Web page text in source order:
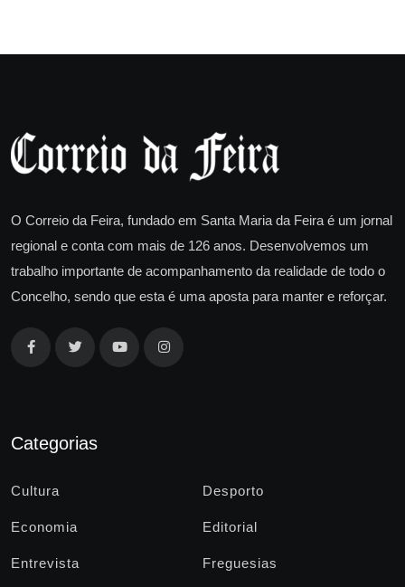
O Correio da Feira, fundado em Santa Maria da Feira é um jornal
regional e conta com mais de 126 anos. Desenvolvemos um
trabalho importante de acompanhamento da realidade de todo o
Concelho, sendo que esta é uma aposta para manter e reforçar.
Categorias
Cultura Desporto
Economia Editorial
Entrevista Freguesias